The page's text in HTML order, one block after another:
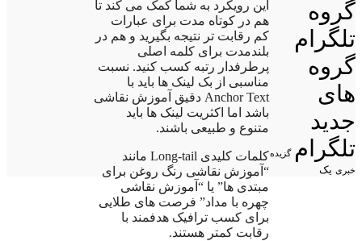
این رویکرد به شما کمک می کند تا
هم در کوتاه مدت برای عبارات
کم رقابت تر نتیجه بگیرید و هم در
بلندمدت برای کلمه اصلی
پرطرفدار رتبه کسب کنید. نسبت
مناسبی از بک لینک ها باید با
Anchor Text دقیق آموزش نقاشی
باشد اما اکثریت لینک ها باید
متنوع و طبیعی باشند.
کلمات کلیدی Long-tail مانند
“آموزش نقاشی رنگ روغن برای
مبتدی ها” یا “آموزش نقاشی
چهره با مداد” فرصت های طلایی
برای کسب ترافیک هدفمند با
رقابت کمتر هستند.
گروه
تلگرام
گروه
های
جدید
تلگرام گزیده
خبری یک